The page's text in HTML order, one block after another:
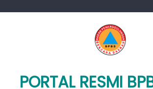
PORTAL RESMI